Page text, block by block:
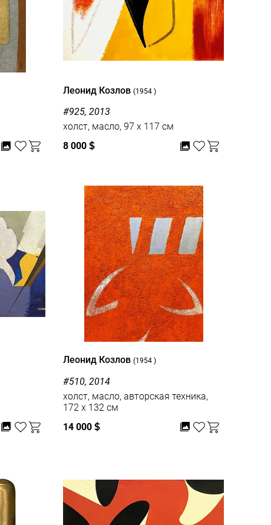
Леонид Козлов (1954 )
#925, 2013
холст, масло, 97 x 117 см
8 000 $
Леонид Козлов (1954 )
#510, 2014
холст, масло, авторская техника,
172 x 132 см
14 000 $